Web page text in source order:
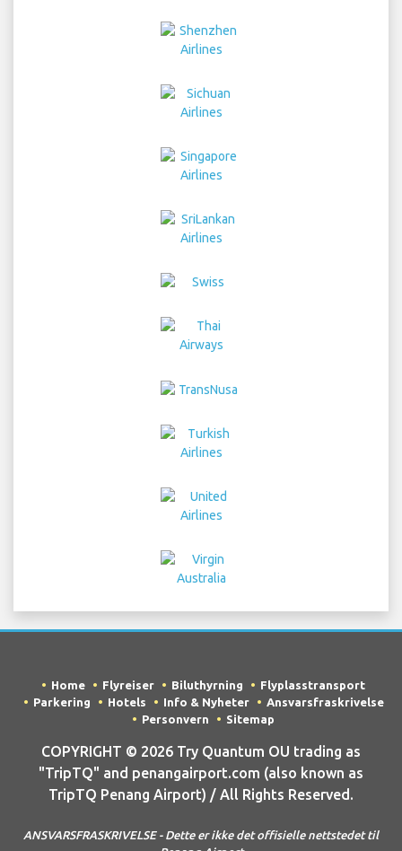
Home Flyreiser Biluthyrning
Flyplasstransport
Parkering
Hotels Info & Nyheter
Ansvarsfraskrivelse
Personvern
Sitemap
COPYRIGHT © 2026 Try Quantum OU trading as
"TripTQ" and penangairport.com (also known as
TripTQ Penang Airport) / All Rights Reserved.
ANSVARSFRASKRIVELSE - Dette er ikke det offisielle nettstedet til